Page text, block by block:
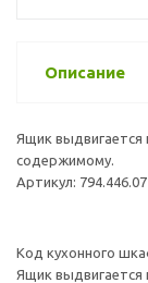
Описание
Ящик выдвигается
содержимому.
Артикул: 794.446.07
Код кухонного
Ящик выдвигается